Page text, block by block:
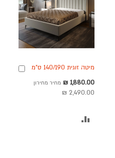
מיטה זוגית 140/190 ס"מ
מחיר
מבצע
1,880.00 ₪ מחיר מחירון
2,490.00 ₪
הוספה